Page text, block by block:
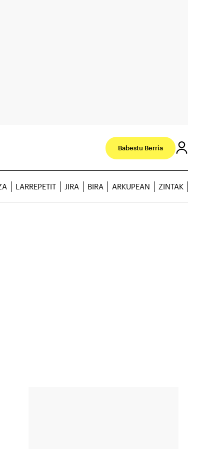
Babestu Berria
LARREPETIT JIRA BIRA ARKUPEAN ZINTAK